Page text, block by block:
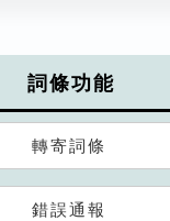
詞條功能
轉寄詞條
錯誤通報